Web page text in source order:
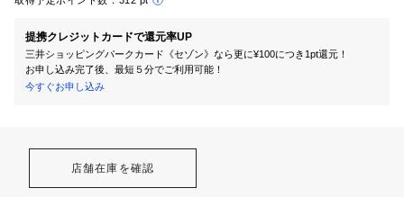
提携クレジットカードで還元率UP
三井ショッピングパークカード《セゾン》なら更に¥100につき1pt還元！
お申し込み完了後、最短５分でご利用可能！
今すぐお申し込み
店舗在庫を確認